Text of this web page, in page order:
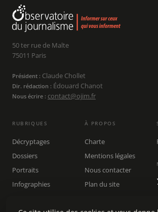
50 ter rue de Malte
75011 Paris
Président : Claude Chollet
Dir. rédaction : Édouard Chanot
Nous écrire : contact@ojim.fr
RUBRIQUES
Décryptages
Dossiers
Portraits
Infographies
À PROPOS
Charte
Mentions légales
Nous contacter
Plan du site